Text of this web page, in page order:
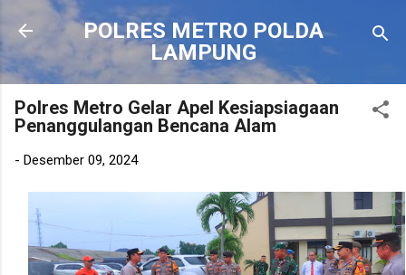
Langsung ke konten utama
POLRES METRO POLDA
LAMPUNG
Polres Metro Gelar Apel Kesiapsiagaan
Penanggulangan Bencana Alam
- Desember 09, 2024